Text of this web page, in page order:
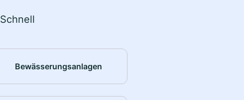
Schnell
Bewässerungsanlagen